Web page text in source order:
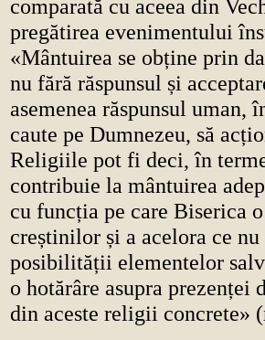
comparată cu aceea din
pregătirea evenimentului
«Mântuirea se obține prin
nu fără răspunsul și
asemenea răspunsul uman,
caute pe Dumnezeu, să
Religiile pot fi deci, în
contribuie la mântuirea
cu funcția pe care Biserica
creștinilor și a acelora ce
posibilității elementelor
o hotărâre asupra prezenței
din aceste religii concrete»